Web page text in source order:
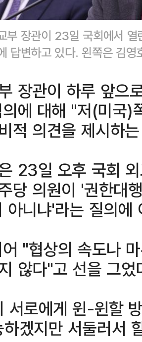
부 장관이 23일 국회에서
답변하고 있다. 왼쪽은 김
장관이 하루 앞으
에 대해 "저(미국)
적 의견을 제시하
23일 오후 국회
당 의원이 '권한대
아니냐'라는 질의에
"협상의 속도나
않다"고 선을 그었
서로에게 윈-윈할
겠지만 서둘러서